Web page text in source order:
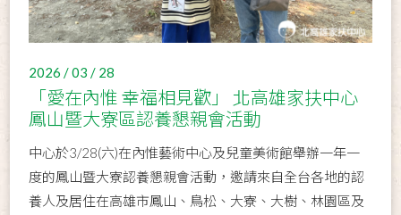
2026 / 03 / 28
「愛在內惟 幸福相見歡」 北高雄家扶中心
鳳山暨大寮區認養懇親會活動
中心於3/28(六)在內惟藝術中心及兒童美術館舉辦一年一
度的鳳山暨大寮認養懇親會活動，邀請來自全台各地的認
養人及居住在高雄市鳳山、鳥松、大寮、大樹、林園區及